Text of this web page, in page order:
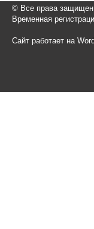
© Все права
Временная
Сайт работает на